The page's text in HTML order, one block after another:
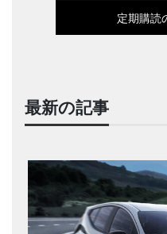
定期購読
最新の記事